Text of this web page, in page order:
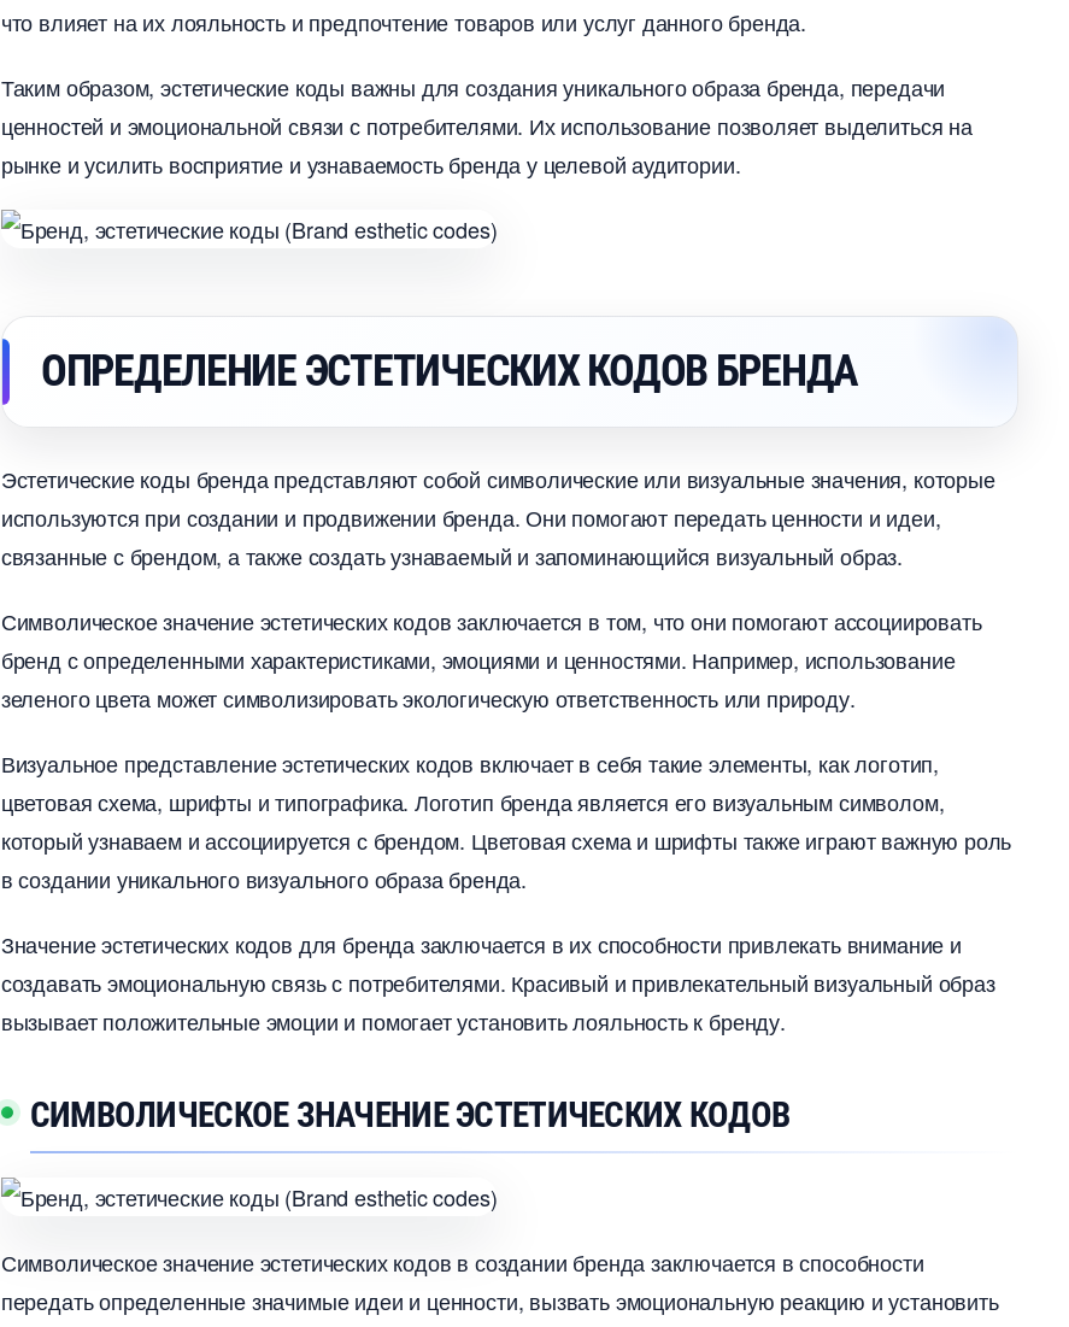
что влияет на их лояльность и предпочтение товаров или услуг данного бренда.​
Таким образом, эстетические коды важны для создания уникального образа бренда, передачи
ценностей и эмоциональной связи с потребителями. Их использование позволяет выделиться на
рынке и усилить восприятие и узнаваемость бренда у целевой аудитории.​
ОПРЕДЕЛЕНИЕ ЭСТЕТИЧЕСКИХ КОДОВ БРЕНДА
Эстетические коды бренда представляют собой символические или визуальные значения, которые
используются при создании и продвижении бренда.​ Они помогают передать ценности и идеи,
связанные с брендом, а также создать узнаваемый и запоминающийся визуальный образ.​
Символическое значение эстетических кодов заключается в том, что они помогают ассоциировать
ренд с определенными характеристиками, эмоциями и ценностями.​ Например, использование
зеленого цвета может символизировать экологическую ответственность или природу.
изуальное представление эстетических кодов включает в себя такие элементы, как логотип,
цветовая схема, шрифты и типографика.​ Логотип бренда является его визуальным символом,
который узнаваем и ассоциируется с брендом. Цветовая схема и шрифты также играют важную роль
создании уникального визуального образа бренда.​
Значение эстетических кодов для бренда заключается в их способности привлекать внимание и
создавать эмоциональную связь с потребителями.​ Красивый и привлекательный визуальный образ
ызывает положительные эмоции и помогает установить лояльность к бренду.​
СИМВОЛИЧЕСКОЕ ЗНАЧЕНИЕ ЭСТЕТИЧЕСКИХ КОДО
Символическое значение эстетических кодов в создании бренда заключается в способности
передать определенные значимые идеи и ценности, вызвать эмоциональную реакцию и установить